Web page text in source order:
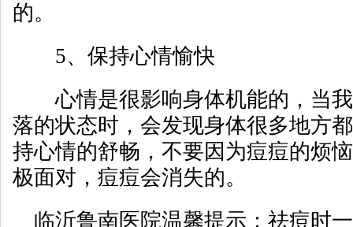
的。
5、保持心情愉快
心情是很影响身体机能的，当我
落的状态时，会发现身体很多地方
持心情的舒畅，不要因为痘痘的烦
极面对，痘痘会消失的。
临沂鲁南医院温馨提示：祛痘时